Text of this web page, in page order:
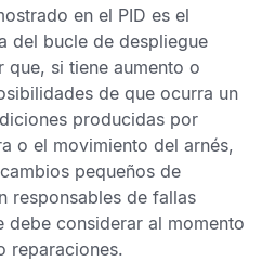
en el PID es el
del bucle de despliegue
que, si tiene aumento o
de que ocurra un
producidas por
o el movimiento del arnés,
pequeños de
responsables de fallas
debe considerar al momento
reparaciones.